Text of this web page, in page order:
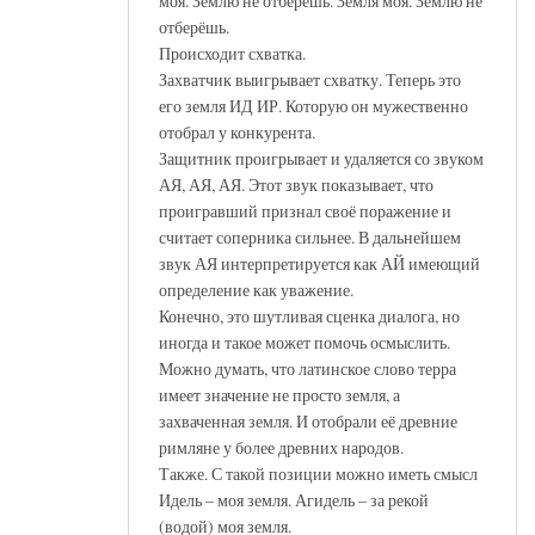
отберёшь.
Происходит схватка.
Захватчик выигрывает схватку. Теперь это
его земля ИД ИР. Которую он мужественно
отобрал у конкурента.
Защитник проигрывает и удаляется со звуком
АЯ, АЯ, АЯ. Этот звук показывает, что
проигравший признал своё поражение и
считает соперника сильнее. В дальнейшем
звук АЯ интерпретируется как АЙ имеющий
определение как уважение.
Конечно, это шутливая сценка диалога, но
иногда и такое может помочь осмыслить.
Можно думать, что латинское слово терра
имеет значение не просто земля, а
захваченная земля. И отобрали её древние
римляне у более древних народов.
Также. С такой позиции можно иметь смысл
Идель – моя земля. Агидель – за рекой
(водой) моя земля.